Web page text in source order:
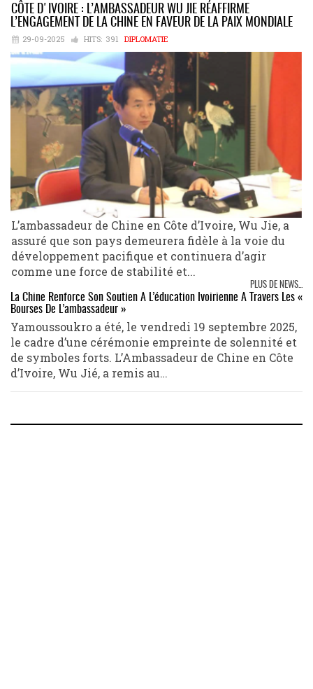
CÔTE D'IVOIRE : L’AMBASSADEUR WU JIE RÉAFFIRME
L’ENGAGEMENT DE LA CHINE EN FAVEUR DE LA PAIX MONDIALE
29-09-2025 HITS: 391 DIPLOMATIE
L’ambassadeur de Chine en Côte d’Ivoire, Wu Jie, a
assuré que son pays demeurera fidèle à la voie du
développement pacifique et continuera d’agir
comme une force de stabilité et...
PLUS DE NEWS...
La Chine Renforce Son Soutien À L’éducation Ivoirienne À Travers Les «
Bourses De L’ambassadeur »
Yamoussoukro a été, le vendredi 19 septembre 2025,
le cadre d’une cérémonie empreinte de solennité et
de symboles forts. L’Ambassadeur de Chine en Côte
d’Ivoire, Wu Jié, a remis au…